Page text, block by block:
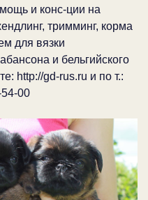
и конс-ции на
тримминг, корма
для вязки
и бельгийского
http://gd-rus.ru и по т.:
00